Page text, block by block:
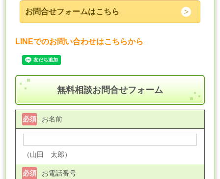
お問合せフォームはこちら
LINEでのお問い合わせはこちらから
無料相談お問合せフォーム
お名前
必須
（山田 太郎）
お電話番号
必須